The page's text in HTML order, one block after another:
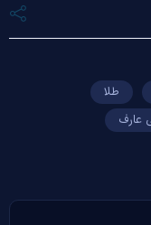
طلا
عارف